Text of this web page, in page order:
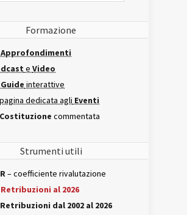
Formazione
Approfondimenti
e Video
interattive
dedicata agli Eventi
Costituzione commentata
Strumenti utili
– coefficiente rivalutazione
Retribuzioni al 2026
Retribuzioni dal 2002 al 2026